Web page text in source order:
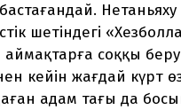
Нетаньяху
шетіндегі
соққы
кейін жағдай күрт
адам тағы да